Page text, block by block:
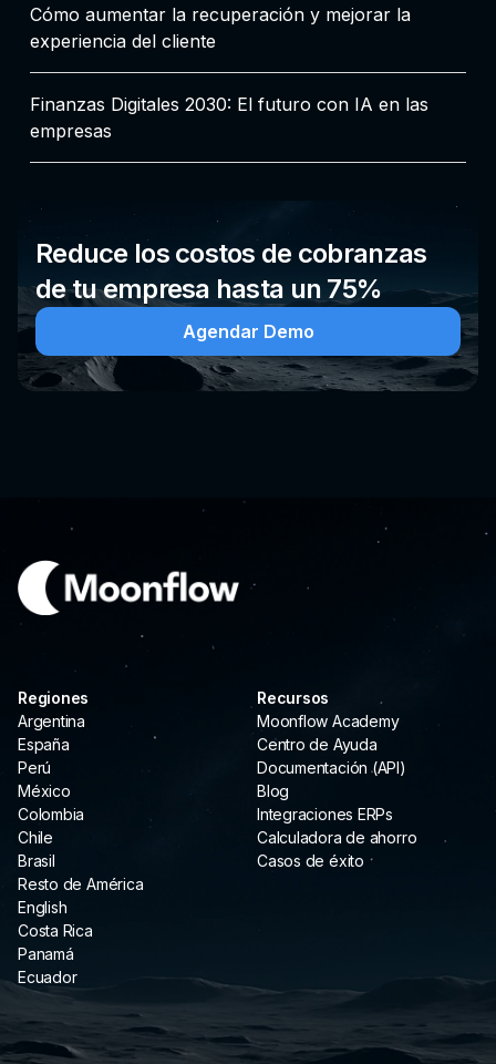
Cómo aumentar la recuperación y mejorar la
experiencia del cliente
Finanzas Digitales 2030: El futuro con IA en las
empresas
Reduce los costos de cobranzas
de tu empresa hasta un 75%
Agendar Demo
Regiones
Argentina
España
Perú
México
Colombia
Chile
Brasil
Resto de América
English
Costa Rica
Panamá
Ecuador
Recursos
Moonflow Academy
Centro de Ayuda
Documentación (API)
Blog
Integraciones ERPs
Calculadora de ahorro
Casos de éxito